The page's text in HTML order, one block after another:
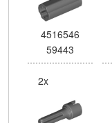
4516546
59443
2x